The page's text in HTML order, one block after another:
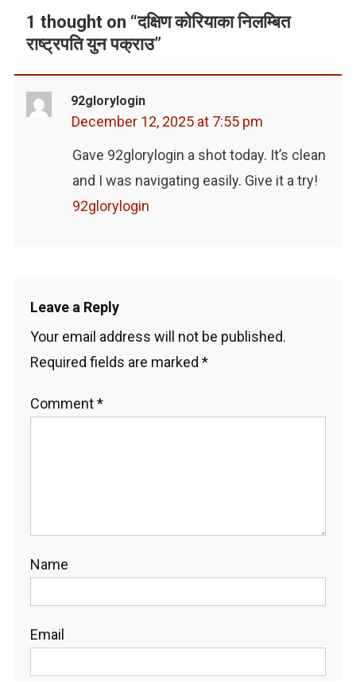
1 thought on “दक्षिण कोरियाका निलम्बित
राष्ट्रपति युन पक्राउ”
92glorylogin
December 12, 2025 at 7:55 pm
Gave 92glorylogin a shot today. It’s clean
and I was navigating easily. Give it a try!
92glorylogin
Leave a Reply
Your email address will not be published.
Required fields are marked *
Comment*
Name
Email